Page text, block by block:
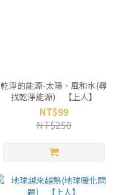
乾淨的能源-太陽、風和水(尋
找乾淨能源) 【上人】
NT$99
NT$250